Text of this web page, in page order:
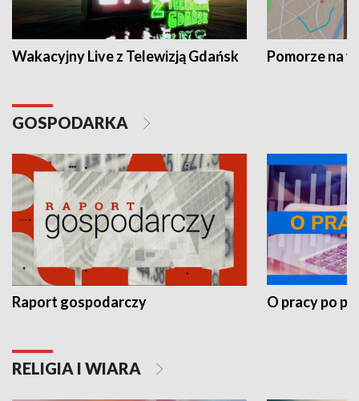
Wakacyjny Live z Telewizją Gdańsk Pomorze na
GOSPODARKA
Raport gospodarczy O pracy po
RELIGIA I WIARA